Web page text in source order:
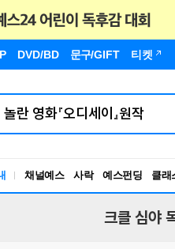
DVD/BD 문구/GIFT 티켓
채널예스 사락 예스펀딩 클래
크클 심야